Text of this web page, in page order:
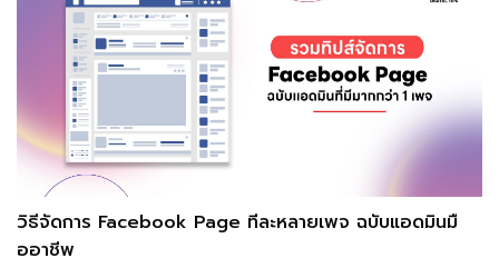
วิธีจัดการ Facebook Page ทีละหลายเพจ ฉบับแอดมินมื
ออาชีพ